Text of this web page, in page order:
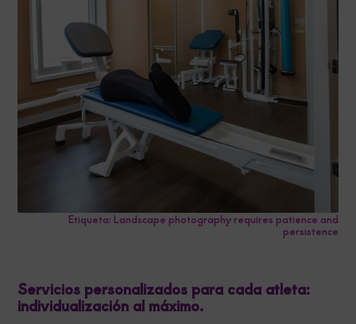
Etiqueta: Landscape photography requires patience and
persistence
Servicios personalizados para cada atleta:
individualización al máximo.